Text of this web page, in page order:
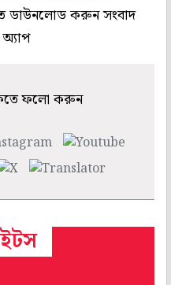
ডাউনলোড করুন সংবাদ
অ্যাপ
ফলো করুন